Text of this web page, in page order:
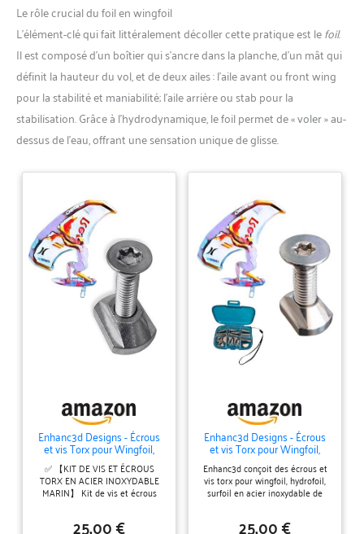
Le rôle crucial du foil en wingfoil
L’élément-clé qui fait littéralement décoller cette pratique est lefoil.
Il est composé d’un boîtier qui s’ancre dans la planche, d’un mât qui
définit la hauteur du vol, et de deux ailes : l’aile avant ou front wing
pour la stabilité et maniabilité; l’aile arrière ou stab pour la
stabilisation. Grâce à l’hydrodynamique, le foil permet de « voler » au-
dessus de l’eau, offrant une sensation unique de glisse.
Enhanc3d Designs - Écrous
et vis Torx pour Wingfoil,
Hydrofoil, Surfoil en Acier
Inoxydable de qualité Marine
✅ 【KIT DE VIS ET ÉCROUS
TORX EN ACIER INOXYDABLE
MARIN】 Kit de vis et écrous
TorX en acier inoxydable marin,
hydrofoils et les wingfoils. ✅
25,00 €
Enhanc3d Designs - Écrous
et vis Torx pour Wingfoil,
Hydrofoil, Surfoil en acier
inoxydable de qualité marine
Enhanc3d conçoit des écrous et
vis torx pour wingfoil, hydrofoil,
surfoil en acier inoxydable de
qualité marine… DES NOISETTES
25,00 €